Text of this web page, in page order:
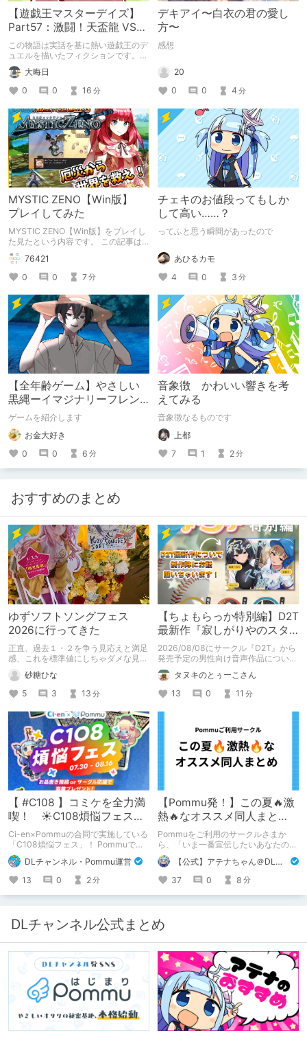
【遊戯王マスターデイズ】
Part57：激闘！天盃龍 VS
千年D【架空デュエル】
この物語は実話を基に熱い遊戯王のデ
ュエルを描いたフィクションです。
（自分用メモ：2025-05-14）
大晦日
0
0 16 分
デキアイ〜白衣の君の愛し
方〜
感想
20
0
0 4 分
MYSTIC ZENO【Win版】
プレイしてみた
MYSTIC ZENO【Win版】をプレイし
た見たという内容です。 この記事は
通常のクリエイターズ記事です。
76421
0
0 7分
チェキのお値段ってもしか
して高い……？
ってふと思う瞬間があったので
あひるカモ
4
0 3 分
【全年齢ゲーム】やさしい
黒縄ーイマジナリーフレン
ドの「彼」と過ごすおぼん
やすみー
ゲームを紹介します
お金大好き
0
0 6 分
音象徴 かわいい響きを考
えてみる
音象徴なるものです
上都
7
1 2分
おすすめのまとめ
ゆずソフトソングフェス
2026に行ってきた
正直、過去１・２を争う見応えと満足
感、これを標準値にしちゃダメな見本
砂糖ひな
5
3 13 分
【ちょもらっか特別編】D2T
最新作『寂しがりやのスタ
ーダストと触れあって』制
作陣にインタビュー！🎤
2026/08/08にサークル『D2T』から
発売予定の男性向け音声作品について
逆神ラニさんと不束こけしさんにお話
聞いちゃいました！夏コミに関する告
知もあります！
タヌキのとぅーこさん
13
0 11 分
【 #C108 】コミケを全力満
喫！ ☀C108煩悩フェス☀
Pommu版のご案内
Ci-en×Pommuの合同で実施している
「C108煩悩フェス」！ Pommuでの
参加方法について、改めてこちらでも
ご案内いたします！
DLチャンネル・Pommu運営
13
0 2分
【Pommu発！】この夏🔥激
熱🔥なオススメ同人まと
め！ その1
Pommuをご利用のサークルさまか
ら、「いま一番宣伝したいあなたの
DLsite作品」を募りました！ この夏
🔥激熱🔥な作品ばかり！あなたがまだ
出会っていない、運命の作品が見つか
るかも！
【公式】アテナちゃん＠DLチャンネル
37
0 8 分
DLチャンネル公式まとめ